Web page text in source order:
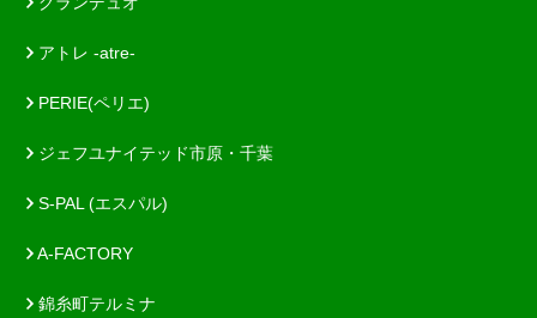
アトレ -atre-
PERIE(ペリエ)
ジェフユナイテッド市原・千葉
S-PAL (エスパル)
A-FACTORY
錦糸町テルミナ